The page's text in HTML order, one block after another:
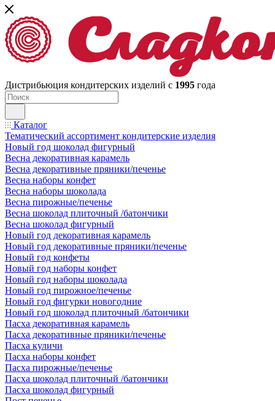
Дистрибьюция кондитерских изделий с 1995 года
Каталог
Тематический ассортимент кондитерские изделия
Новый год шоколад фигурный
Весна декоративная карамель
Весна декоративные пряники/печенье
Весна наборы конфет
Весна наборы шоколада
Весна пирожные/печенье
Весна шоколад плиточный /батончики
Весна шоколад фигурный
Новый год декоративная карамель
Новый год декоративные пряники/печенье
Новый год конфеты
Новый год наборы конфет
Новый год наборы шоколада
Новый год пирожное/печенье
Новый год фигурки новогодние
Новый год шоколад плиточный /батончики
Пасха декоративная карамель
Пасха декоративные пряники/печенье
Пасха куличи
Пасха наборы конфет
Пасха пирожные/печенье
Пасха шоколад плиточный /батончики
Пасха шоколад фигурный